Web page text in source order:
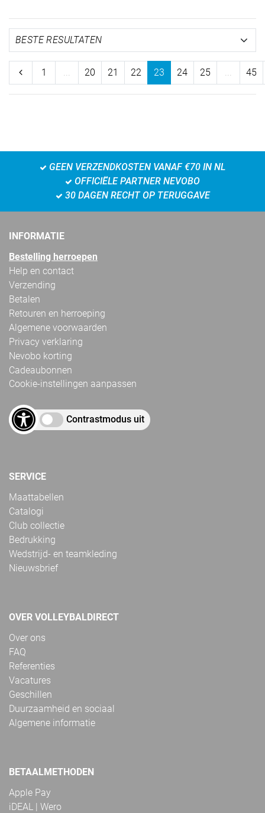
1 ... 20 21 22 23 24 25 ... 45
GEEN VERZENDKOSTEN VANAF €70 IN NL
OFFICIËLE PARTNER NEVOBO
30 DAGEN RECHT OP TERUGGAVE
INFORMATIE
Bestelling herroepen
Help en contact
Verzending
Betalen
Retouren en herroeping
Algemene voorwaarden
Privacy verklaring
Nevobo korting
Cadeaubonnen
Cookie-instellingen aanpassen
Contrastmodus uit
SERVICE
Maattabellen
Catalogi
Club collectie
Bedrukking
Wedstrijd- en teamkleding
Nieuwsbrief
OVER VOLLEYBALDIRECT
Over ons
FAQ
Referenties
Vacatures
Geschillen
Duurzaamheid en sociaal
Algemene informatie
BETAALMETHODEN
Apple Pay
iDEAL | Wero